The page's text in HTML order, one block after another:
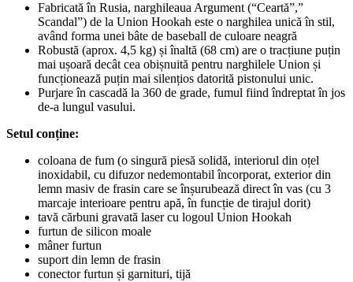
Fabricată în Rusia, narghileaua Argument (“Ceartă”,”
Scandal”) de la Union Hookah este o narghilea unică în stil,
având forma unei bâte de baseball de culoare neagră
Robustă (aprox. 4,5 kg) și înaltă (68 cm) are o tracțiune puțin
mai ușoară decât cea obișnuită pentru narghilele Union și
funcționează puțin mai silențios datorită pistonului unic.
Purjare în cascadă la 360 de grade, fumul fiind îndreptat în jos
de-a lungul vasului.
Setul conține:
coloana de fum (o singură piesă solidă, interiorul din oțel
inoxidabil, cu difuzor nedemontabil încorporat, exterior din
lemn masiv de frasin care se înșurubează direct în vas (cu 3
marcaje interioare pentru apă, în funcție de tirajul dorit)
tavă cărbuni gravată laser cu logoul Union Hookah
furtun de silicon moale
mâner furtun
suport din lemn de frasin
conector furtun și garnituri, tijă